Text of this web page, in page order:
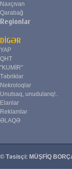
Naxçıvan
Qarabağ
Regionlar
DİGƏR
YAP
QHT
"KUMİR"
Təbriklər
Nekroloqlar
Unutsaq, unudularıq!..
Elanlar
Reklamlar
ƏLAQƏ
© Təsisçi: MÜŞFİQ